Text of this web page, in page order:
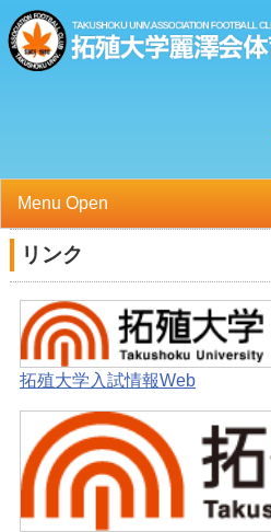
Menu Open
TOP
クラブプロフィール
選手/スタッフ一覧
スケジュール
OB紹介/OB会
リンク
リンク
拓殖大学入試情報Web